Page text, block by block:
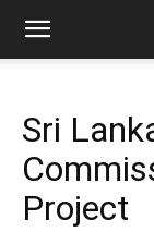
Sri
Project